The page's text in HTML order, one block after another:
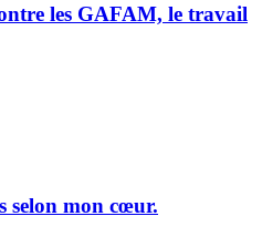
les GAFAM, le travail
selon mon cœur.